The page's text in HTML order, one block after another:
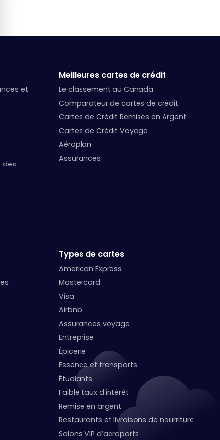
et
des
Meilleures cartes de crédit
Le classement au Canada
Comparateur de cartes de crédit
Cartes de Crédit Remises en Argent
Cartes de Crédit Voyage
Aéroplan
Assurances
Types de cartes
American Express
Mastercard
Visa
Airbnb
Assurances voyage
Entreprise
Épicerie
Essence et transports
Étudiants
Faible taux d’intérêt
Remise en argent
Restaurants et livraisons de nourriture
Salons VIP d’aéroports